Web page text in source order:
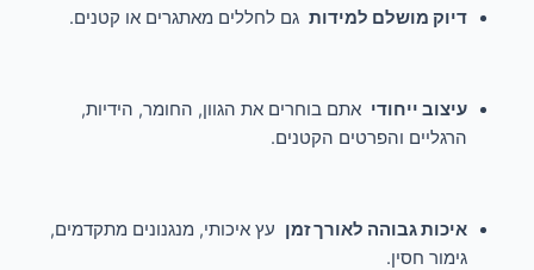
דיוק מושלם למידותגם לחללים מאתגרים או קטנים.
עיצוב ייחודי אתם בוחרים את הגוון, החומר, הידיות,
הרגליים והפרטים הקטנים.
איכות גבוהה לאורך זמן עץ איכותי, מנגנונים מתקדמים,
גימור חסין.